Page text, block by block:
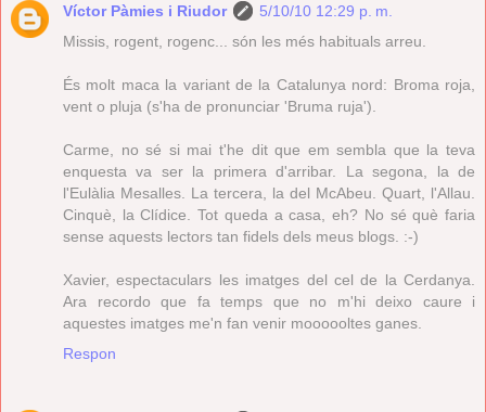
Víctor Pàmies i Riudor
5/10/10 12:29 p. m.
Missis, rogent, rogenc... són les més habituals arreu.
És molt maca la variant de la Catalunya nord: Broma roja,
vent o pluja (s'ha de pronunciar 'Bruma ruja').
Carme, no sé si mai t'he dit que em sembla que la teva
enquesta va ser la primera d'arribar. La segona, la de
l'Eulàlia Mesalles. La tercera, la del McAbeu. Quart, l'Allau.
Cinquè, la Clídice. Tot queda a casa, eh? No sé què faria
sense aquests lectors tan fidels dels meus blogs. :-)
Xavier, espectaculars les imatges del cel de la Cerdanya.
Ara recordo que fa temps que no m'hi deixo caure i
aquestes imatges me'n fan venir moooooltes ganes.
Respon